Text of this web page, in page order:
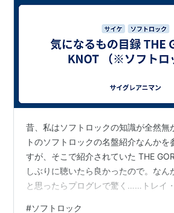
昔、私はソフトロックの知識が全然無
トのソフトロックの名盤紹介なんかを
すが、そこで紹介されていた THE
しぶりに聴いたら良かったので。なん
と思ったらプログレで驚く……トレイ
#ソフトロック